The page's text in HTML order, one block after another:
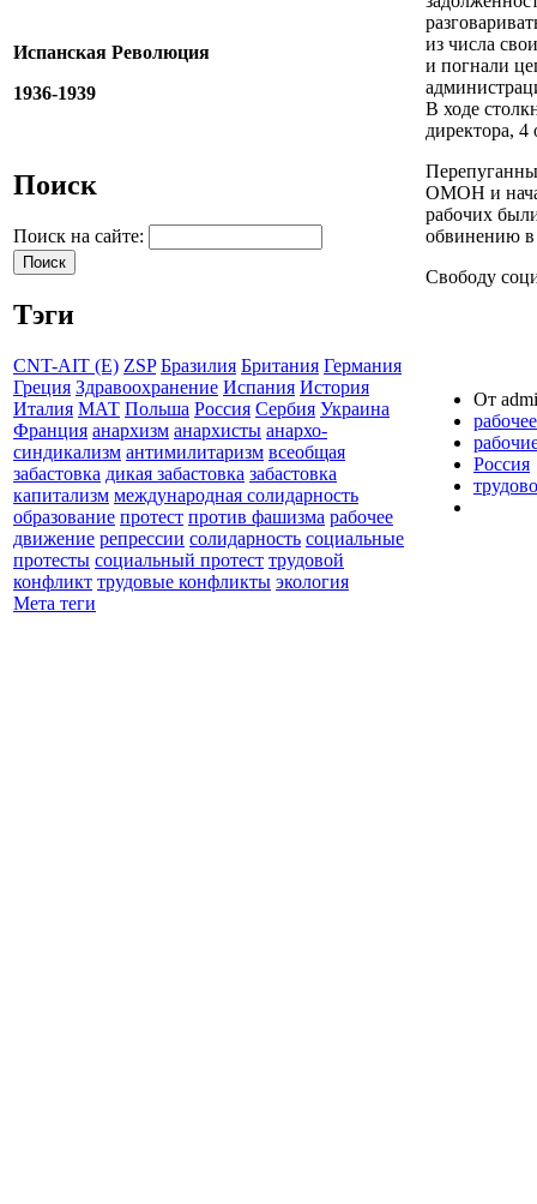
Испанская Революция
1936-1939
Поиск
Поиск на сайте:
Тэги
CNT-AIT (E) ZSP Бразилия Британия Германия
Греция Здравоохранение Испания История
Италия МАТ Польша Россия Сербия Украина
Франция анархизм анархисты анархо-
синдикализм антимилитаризм всеобщая
забастовка дикая забастовка забастовка
капитализм международная солидарность
образование протест против фашизма рабочее
движение репрессии солидарность социальные
протесты социальный протест трудовой
конфликт трудовые конфликты экология
Мета теги
из числа
и погнали
В ходе
директора,
ОМОН и
рабочих
обвинению в
Свободу
От
Россия